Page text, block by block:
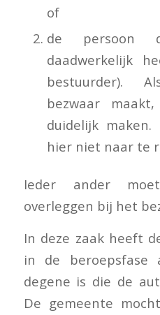
of
de persoon
daadwerkelijk
bestuurder).
bezwaar
duidelijk
hier niet naar te
Ieder ander
overleggen bij het
In deze zaak heeft
in de beroepsfase
degene is die de
De gemeente